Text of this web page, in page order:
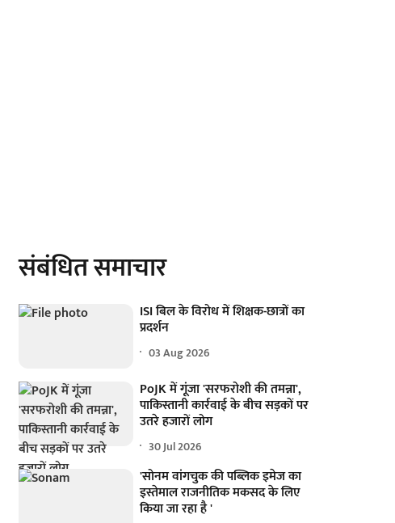
संबंधित समाचार
ISI बिल के विरोध में शिक्षक-छात्रों का
प्रदर्शन
03 Aug 2026
PoJK में गूंजा 'सरफरोशी की तमन्ना',
पाकिस्तानी कार्रवाई के बीच सड़कों पर
उतरे हजारों लोग
30 Jul 2026
'सोनम वांगचुक की पब्लिक इमेज का
इस्तेमाल राजनीतिक मकसद के लिए
किया जा रहा है '